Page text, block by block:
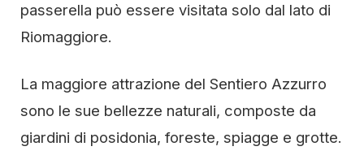
passerella può essere visitata solo dal lato di
Riomaggiore.
La maggiore attrazione del Sentiero Azzurro
sono le sue bellezze naturali, composte da
giardini di posidonia, foreste, spiagge e grotte.